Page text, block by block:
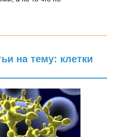
на тему: клетки